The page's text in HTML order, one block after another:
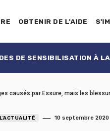
OBTENIR DE L'AIDE
DE SENSIBILISATION À
causés par Essure, mais les
10 septembre 2020